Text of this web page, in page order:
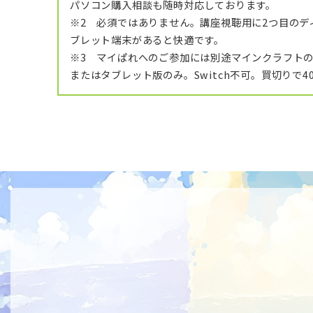
パソコン購入相談も随時対応しております。
※2 必須ではありません。講座視聴用に2つ目のデ
ブレット端末があると快適です。
※3 マイぱれへのご参加には別途マインクラフト
またはタブレット版のみ。Switch不可。買切りで